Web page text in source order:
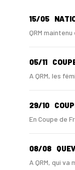
15/05
QRM
05/11
A QRM, les
29/10
En Coupe de
08/08
A QRM, qui va